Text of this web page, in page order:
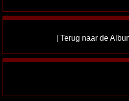
[Terug naar de